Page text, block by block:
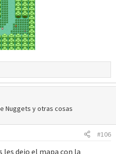
Nuggets y otras cosas
#106
les dejo el mapa con la